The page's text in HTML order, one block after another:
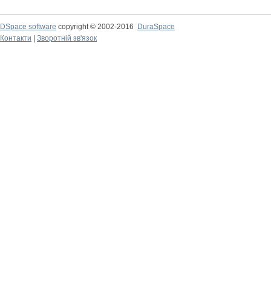
DSpace software copyright © 2002-2016
DuraSpace
Контакти
Зворотній зв'язок